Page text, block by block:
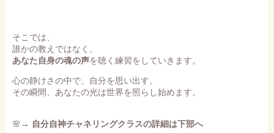
そこでは、
誰かの教えではなく、
あなた自身の魂の声を聴く練習をしていきます。
心の静けさの中で、自分を思い出す。
その瞬間、あなたの光は世界を照らし始めます。
🌸→ 自分自神チャネリングクラスの詳細は下部へ